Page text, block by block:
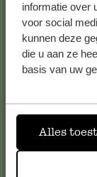
informatie over
voor social
kunnen deze
die u aan ze
basis van uw
Alles
klantenservice.